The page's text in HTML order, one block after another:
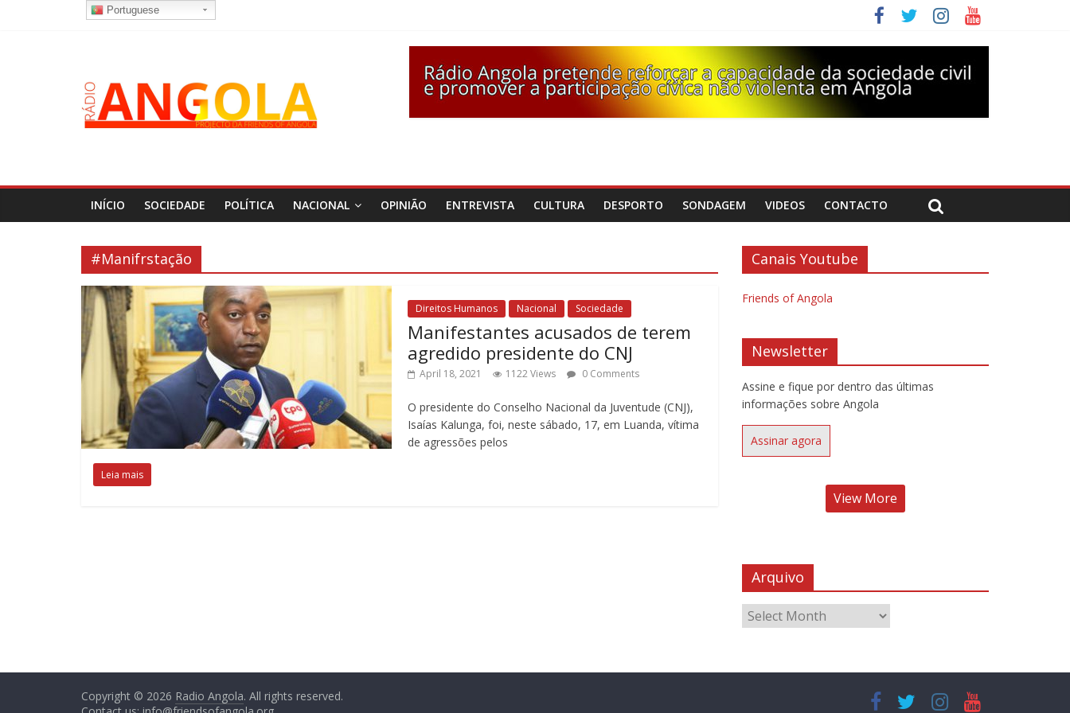
INÍCIO SOCIEDADE POLÍTICA NACIONAL OPINIÃO ENTREVISTA CULTURA DESPORTO SONDAGEM VIDEOS CONTACTO
#Manifrstação
Direitos Humanos Nacional Sociedade
Manifestantes acusados de terem
agredido presidente do CNJ
April 18, 2021 1122 Views 0 Comments
O presidente do Conselho Nacional da Juventude (CNJ),
Isaías Kalunga, foi, neste sábado, 17, em Luanda, vítima
de agressões pelos
Leia mais
Canais Youtube
Friends of Angola
Newsletter
Assine e fique por dentro das últimas
informações sobre Angola
Assinar agora
View More
Arquivo
Copyright © 2026 Radio Angola. All rights reserved.
Portuguese